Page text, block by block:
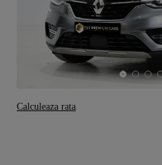
Calculeaza rata